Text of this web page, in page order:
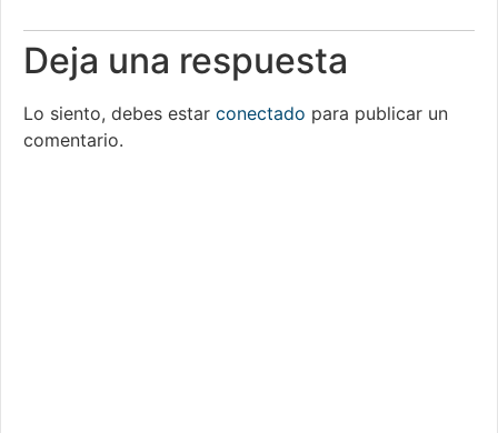
Deja una respuesta
Lo siento, debes estar conectado para publicar un
comentario.